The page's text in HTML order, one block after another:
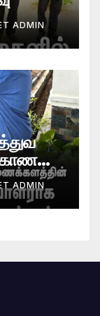
ADMIN
அன்டன்
ADMIN